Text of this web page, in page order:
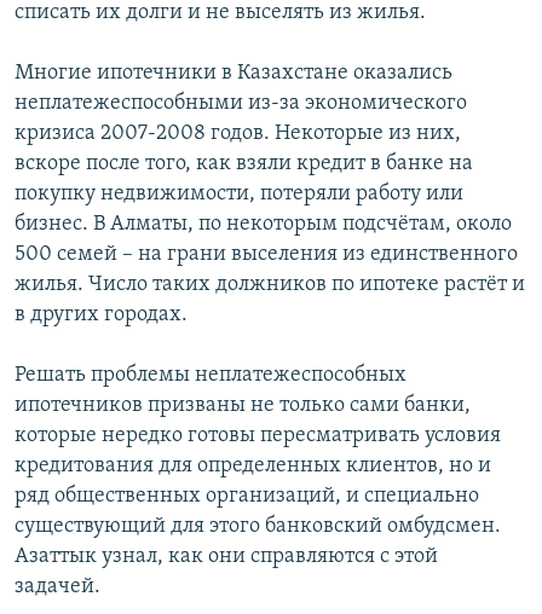
списать их долги и не выселять из жилья.
Многие ипотечники в Казахстане оказались
неплатежеспособными из-за экономического
кризиса 2007-2008 годов. Некоторые из них,
вскоре после того, как взяли кредит в банке на
покупку недвижимости, потеряли работу или
бизнес. В Алматы, по некоторым подсчётам, около
500 семей – на грани выселения из единственного
жилья. Число таких должников по ипотеке растёт и
в других городах.
Решать проблемы неплатежеспособных
ипотечников призваны не только сами банки,
которые нередко готовы пересматривать условия
кредитования для определенных клиентов, но и
ряд общественных организаций, и специально
существующий для этого банковский омбудсмен.
Азаттык узнал, как они справляются с этой
задачей.